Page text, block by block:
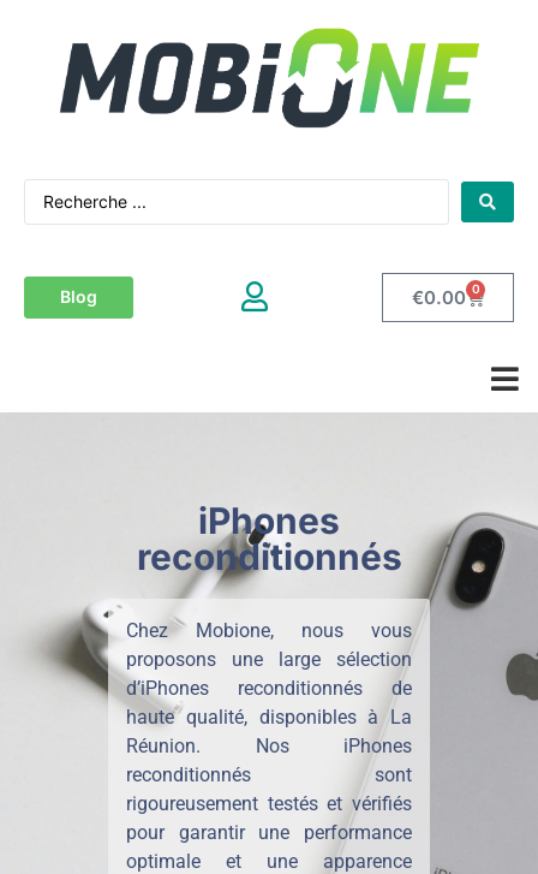
Blog €0.00 0
iPhones
reconditionnés
Chez Mobione, nous vous
proposons une large sélection
d’iPhones reconditionnés de
haute qualité, disponibles à La
Réunion. Nos iPhones
reconditionnés sont
rigoureusement testés et vérifiés
pour garantir une performance
optimale et une apparence